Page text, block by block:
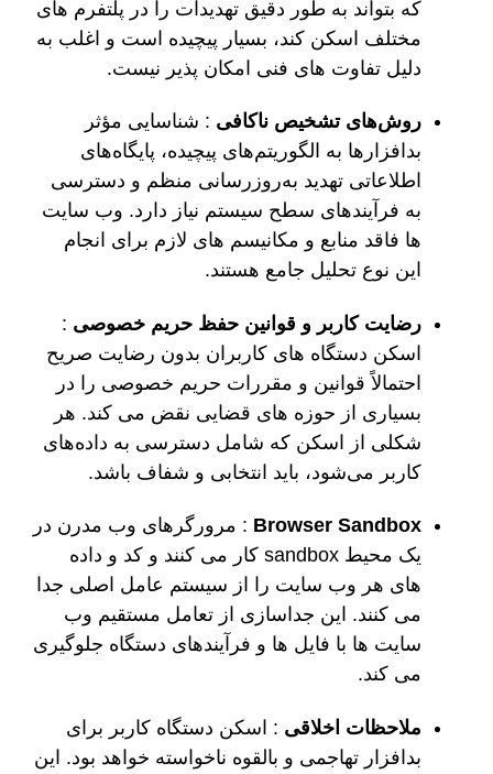
که بتواند به طور دقیق تهدیدات را در پلتفرم های
مختلف اسکن کند، بسیار پیچیده است و اغلب به
دلیل تفاوت های فنی امکان پذیر نیست.
روش‌های تشخیص ناکافی : شناسایی مؤثر
بدافزارها به الگوریتم‌های پیچیده، پایگاه‌های
اطلاعاتی تهدید به‌روزرسانی منظم و دسترسی
به فرآیندهای سطح سیستم نیاز دارد. وب سایت
ها فاقد منابع و مکانیسم های لازم برای انجام
این نوع تحلیل جامع هستند.
رضایت کاربر و قوانین حفظ حریم خصوصی :
اسکن دستگاه های کاربران بدون رضایت صریح
احتمالاً قوانین و مقررات حریم خصوصی را در
بسیاری از حوزه های قضایی نقض می کند. هر
شکلی از اسکن که شامل دسترسی به داده‌های
کاربر می‌شود، باید انتخابی و شفاف باشد.
Browser Sandbox : مرورگرهای وب مدرن در
یک محیط sandbox کار می کنند و کد و داده
های هر وب سایت را از سیستم عامل اصلی جدا
می کنند. این جداسازی از تعامل مستقیم وب
سایت ها با فایل ها و فرآیندهای دستگاه جلوگیری
می کند.
ملاحظات اخلاقی : اسکن دستگاه کاربر برای
بدافزار تهاجمی و بالقوه ناخواسته خواهد بود. این